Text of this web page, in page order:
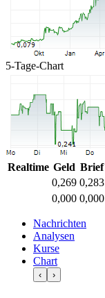
5-Tage-Chart
Realtime Geld Brief
0,269 0,283
0,000 0,000
Nachrichten
Analysen
Kurse
Chart
‹ ›